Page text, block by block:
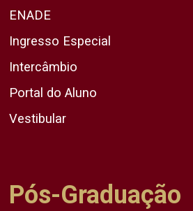
ENADE
Ingresso Especial
Intercâmbio
Portal do Aluno
Vestibular
Pós-Graduação